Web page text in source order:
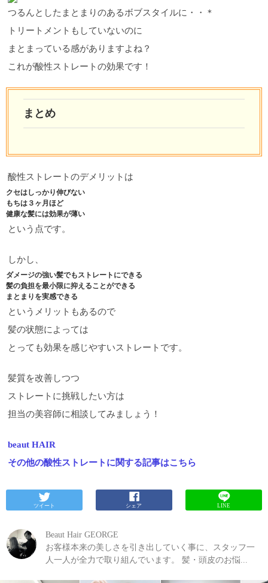
つるんとしたまとまりのあるボブスタイルに・・＊
トリートメントもしていないのに
まとまっている感がありますよね？
これが酸性ストレートの効果です！
まとめ
酸性ストレートのデメリットは
クセはしっかり伸びない
もちは３ヶ月ほど
健康な髪には効果が薄い
という点です。
しかし、
ダメージの強い髪でもストレートにできる
髪の負担を最小限に抑えることができる
まとまりを実感できる
というメリットもあるので
髪の状態によっては
とっても効果を感じやすいストレートです。
髪質を改善しつつ
ストレートに挑戦したい方は
担当の美容師に相談してみましょう！
beaut HAIR
その他の酸性ストレートに関する記事はこちら
ツイート シェア LINE
Beaut Hair GEORGE
お客様本来の美しさを引き出していく事に、スタッフ一
人一人が全力で取り組んでいます。 髪・頭皮のお悩...